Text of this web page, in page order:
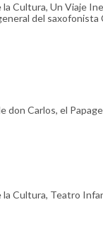
la Cultura, Un Viaje
del
don Carlos, el
la Cultura, Teatro